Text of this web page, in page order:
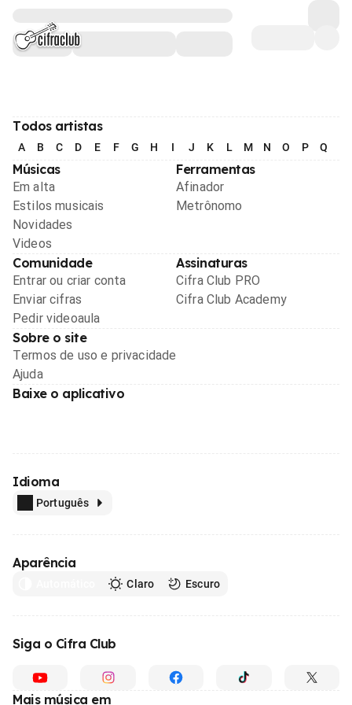
Todos artistas
A B C D E F G H I J K L M N O P Q
Músicas
Em alta
Estilos musicais
Novidades
Videos
Ferramentas
Afinador
Metrônomo
Comunidade
Entrar ou criar conta
Enviar cifras
Pedir videoaula
Assinaturas
Cifra Club PRO
Cifra Club Academy
Sobre o site
Termos de uso e privacidade
Ajuda
Baixe o aplicativo
Idioma
Português
Aparência
Claro Escuro
Siga o Cifra Club
Mais música em